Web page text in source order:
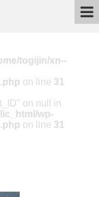
togijin/xn--
on line 31
on null in
wp-
on line 31